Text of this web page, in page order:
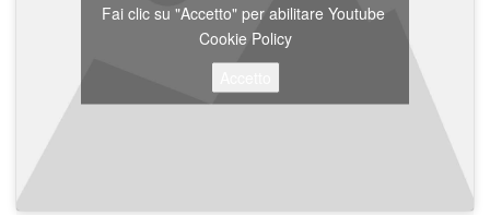
Fai clic su "Accetto" per abilitare Youtube
Cookie Policy